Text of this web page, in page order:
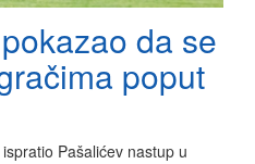
da se
poput
Pašalićev nastup u